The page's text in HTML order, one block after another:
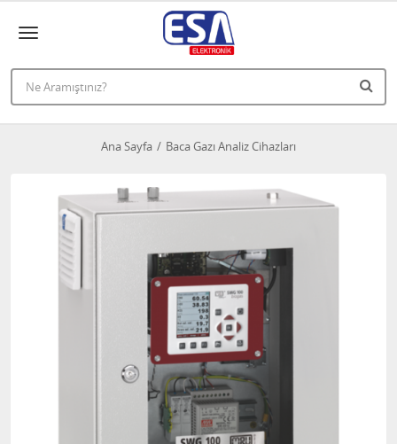
Ana Sayfa Baca Gazı Analiz Cihazları